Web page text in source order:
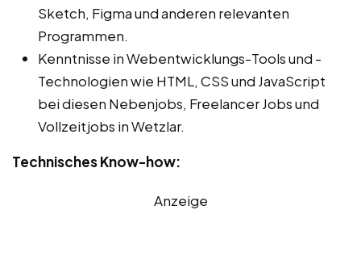
Sketch, Figma und anderen relevanten
Programmen.
Kenntnisse in Webentwicklungs-Tools und -
Technologien wie HTML, CSS und JavaScript
bei diesen Nebenjobs, Freelancer Jobs und
Vollzeitjobs in Wetzlar.
Technisches Know-how:
Anzeige